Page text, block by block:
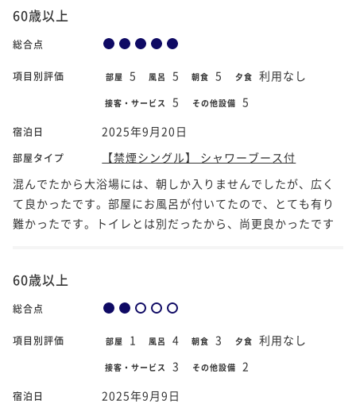
60歳以上
総合点
項目別評価 部屋 5 風呂 5 朝食 5 夕食 利用なし
接客・サービス 5 その他設備 5
宿泊日 2025年9月20日
部屋タイプ
【禁煙シングル】 シャワーブース付
混んでたから大浴場には、朝しか入りませんでしたが、広く
て良かったです。部屋にお風呂が付いてたので、とても有り
難かったです。トイレとは別だったから、尚更良かったです
60歳以上
総合点
項目別評価 部屋 1 風呂 4 朝食 3 夕食 利用なし
接客・サービス 3 その他設備 2
宿泊日 2025年9月9日